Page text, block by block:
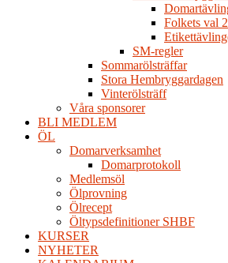
Folkets val
SM-regler
Sommarölsträffar
Stora Hembryggardagen
Vinterölsträff
Våra sponsorer
BLI MEDLEM
ÖL
Domarverksamhet
Domarprotokoll
Medlemsöl
Ölprovning
Ölrecept
Öltypsdefinitioner SHBF
KURSER
NYHETER